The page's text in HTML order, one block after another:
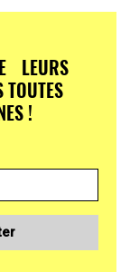
LEURS
TOUTES
!